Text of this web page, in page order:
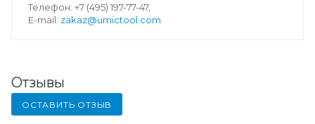
Телефон: +7 (495) 197-77-47,
E-mail: zakaz@umictool.com
Отзывы
ОСТАВИТЬ ОТЗЫВ